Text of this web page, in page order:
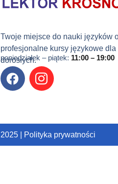
Twoje miejsce do nauki języków
profesjonalne kursy językowe dla
dorosłych.
poniedziałek – piątek: 11:00 – 19:00
2025 | Polityka prywatności